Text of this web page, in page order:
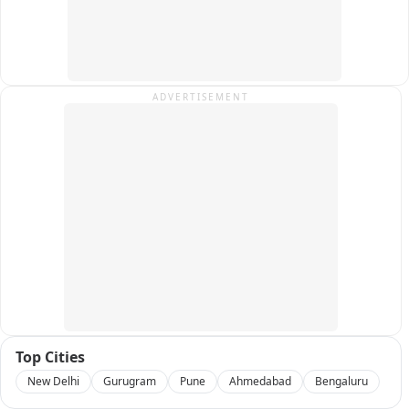
ADVERTISEMENT
Top Cities
New Delhi Gurugram Pune Ahmedabad Bengaluru